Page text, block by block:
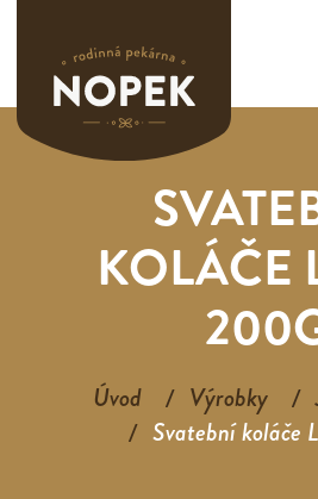
KOLÁČE
Úvod Výrobky
Svatební koláče